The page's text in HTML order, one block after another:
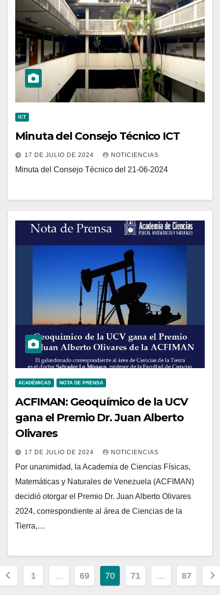
ICT
Minuta del Consejo Técnico ICT
17 DE JULIO DE 2024 NOTICIENCIAS
Minuta del Consejo Técnico del 21-06-2024
ACADÉMICAS NOTA DE PRENSA
ACFIMAN: Geoquímico de la UCV
gana el Premio Dr. Juan Alberto
Olivares
17 DE JULIO DE 2024 NOTICIENCIAS
Por unanimidad, la Academia de Ciencias Físicas,
Matemáticas y Naturales de Venezuela (ACFIMAN)
decidió otorgar el Premio Dr. Juan Alberto Olivares
2024, correspondiente al área de Ciencias de la
Tierra,…
1 … 69 70 71 … 87